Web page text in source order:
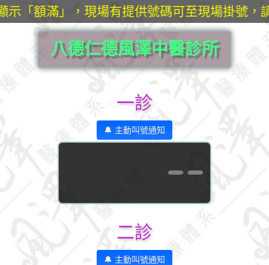
「額滿」，現場有提供號碼可至現場掛號，
八德仁德風澤中醫診所
一診
🔔 主動叫號通知
--
二診
🔔 主動叫號通知